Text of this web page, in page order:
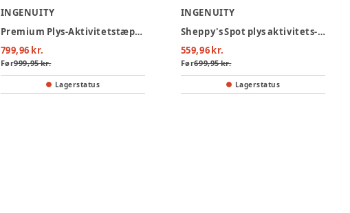
INGENUITY
Premium Plys-Aktivitetstæppe
799,96 kr.
Før999,95 kr.
Lagerstatus
INGENUITY
Sheppy's Spot plys aktivitets-gym
559,96 kr.
Før699,95 kr.
Lagerstatus